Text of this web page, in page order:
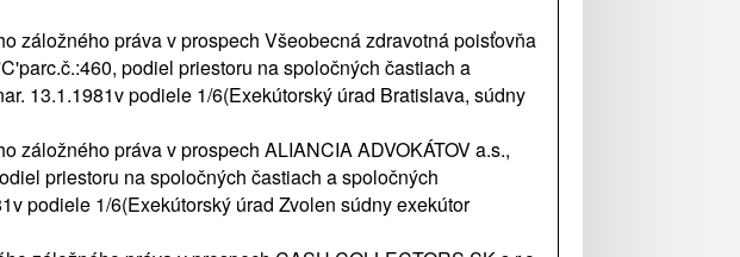
záložného práva v prospech Všeobecná zdravotná poisťovňa
podiel priestoru na spoločných častiach a
13.1.1981v podiele 1/6(Exekútorský úrad Bratislava, súdny
záložného práva v prospech ALIANCIA ADVOKÁTOV a.s.,
priestoru na spoločných častiach a spoločných
podiele 1/6(Exekútorský úrad Zvolen súdny exekútor